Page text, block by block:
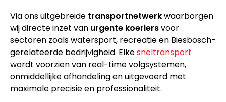
Via ons uitgebreide transportnetwerkwaarborgen
wij directe inzet van urgente koeriersvoor
sectoren zoals watersport, recreatie en Biesbosch-
gerelateerde bedrijvigheid. Elkesneltransport
wordt voorzien van real-time volgsystemen,
onmiddellijke afhandeling en uitgevoerd met
maximale precisie en professionaliteit.